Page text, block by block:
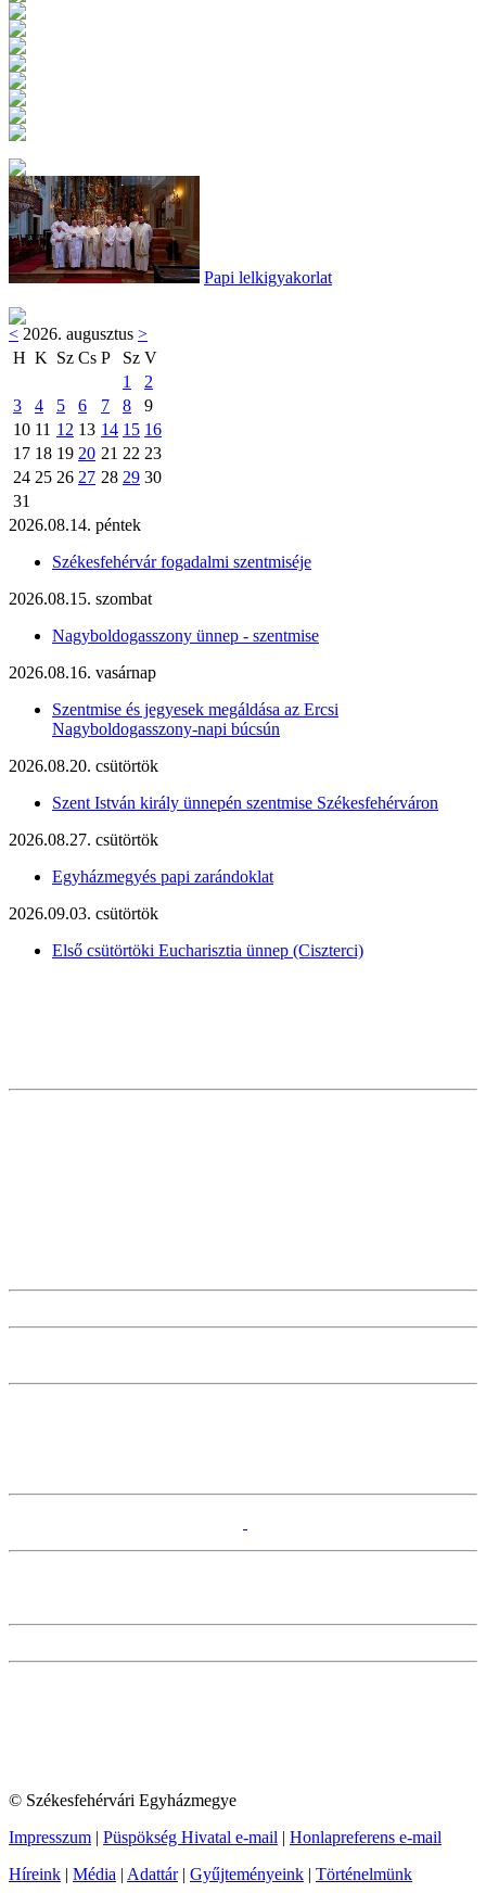
Papi lelkigyakorlat
< 2026. augusztus >
H K Sz Cs P Sz V
1
2
3
4 5 6 7 8
9
10 11 12 13 14 15 16
17 18 19 20 21 22 23
24 25 26 27 28 29 30
31
2026.08.14. péntek
Székesfehérvár fogadalmi szentmiséje
2026.08.15. szombat
Nagyboldogasszony ünnep - szentmise
2026.08.16. vasárnap
Szentmise és jegyesek megáldása az Ercsi
Nagyboldogasszony-napi búcsún
2026.08.20. csütörtök
Szent István király ünnepén szentmise Székesfehérváron
2026.08.27. csütörtök
Egyházmegyés papi zarándoklat
2026.09.03. csütörtök
Első csütörtöki Eucharisztia ünnep (Ciszterci)
© Székesfehérvári Egyházmegye
Impresszum | Püspökség Hivatal e-mail | Honlapreferens e-mail
Híreink | Média | Adattár| Gyűjteményeink | Történelmünk